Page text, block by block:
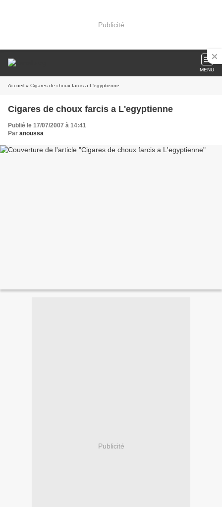
Publicité
MENU
Accueil » Cigares de choux farcis a L'egyptienne
Cigares de choux farcis a L'egyptienne
Publié le 17/07/2007 à 14:41
Par anoussa
Publicité